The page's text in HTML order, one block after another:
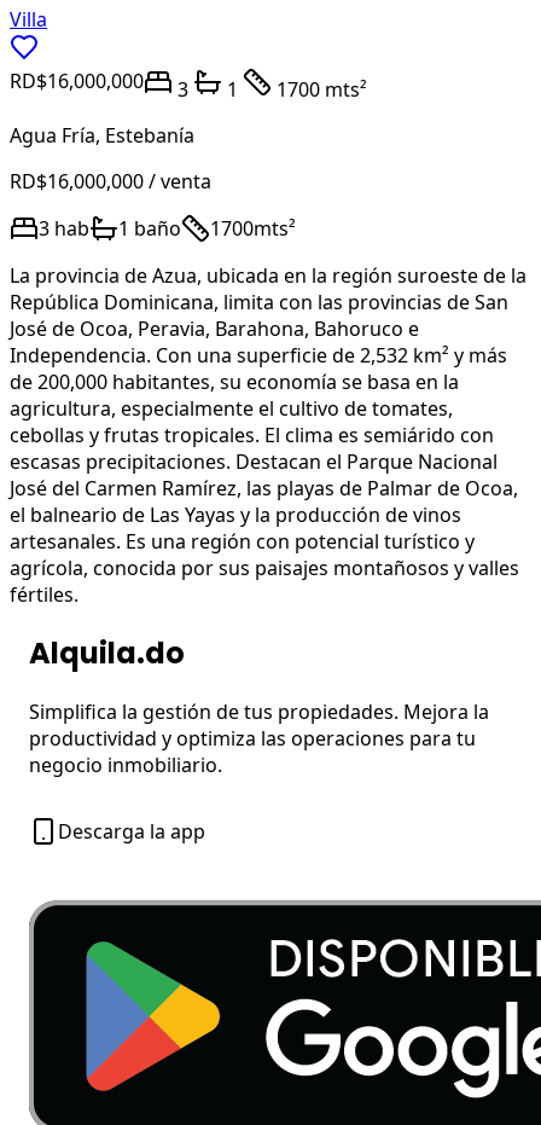
Villa
RD$16,000,000 3 1
1700 mts²
Agua Fría, Estebanía
RD$16,000,000/ venta
3 hab 1 baño 1700mts²
La provincia de Azua, ubicada en la región suroeste de la
República Dominicana, limita con las provincias de San
José de Ocoa, Peravia, Barahona, Bahoruco e
Independencia. Con una superficie de 2,532 km² y más
de 200,000 habitantes, su economía se basa en la
agricultura, especialmente el cultivo de tomates,
cebollas y frutas tropicales. El clima es semiárido con
escasas precipitaciones. Destacan el Parque Nacional
José del Carmen Ramírez, las playas de Palmar de Ocoa,
el balneario de Las Yayas y la producción de vinos
artesanales. Es una región con potencial turístico y
agrícola, conocida por sus paisajes montañosos y valles
fértiles.
Alquila.do
Simplifica la gestión de tus propiedades. Mejora la
productividad y optimiza las operaciones para tu
negocio inmobiliario.
Descarga la app